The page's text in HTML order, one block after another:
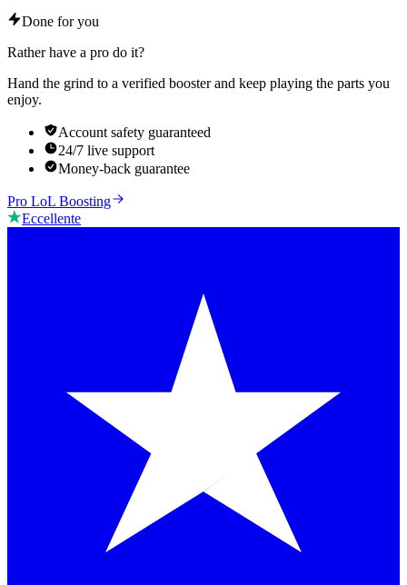
Done for you
Rather have a pro do it?
Hand the grind to a verified booster and keep playing the parts you
enjoy.
Account safety guaranteed
24/7 live support
Money-back guarantee
Pro LoL Boosting
Eccellente